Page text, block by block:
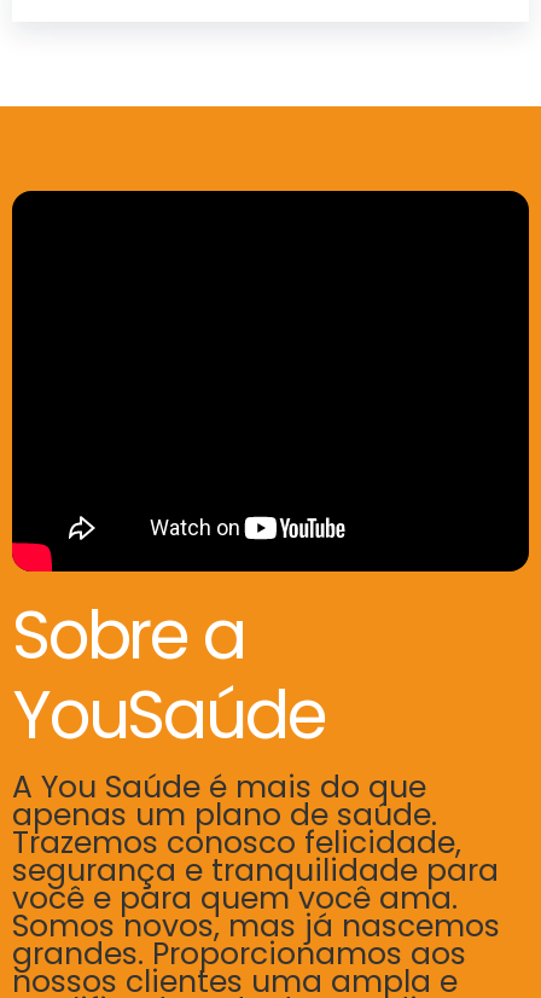
Sobre a
YouSaúde
A You Saúde é mais do que
apenas um plano de saúde.
Trazemos conosco felicidade,
segurança e tranquilidade para
você e para quem você ama.
Somos novos, mas já nascemos
grandes. Proporcionamos aos
nossos clientes uma ampla e